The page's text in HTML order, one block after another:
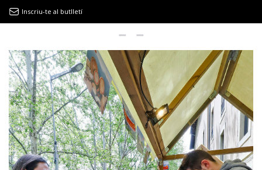
9MAGAZÍN
EL CLÀSSIC | ALBERT PLA
“LA VIDA ÉS COM LA MAR: SEMPRE BUSCA L’EQUILIBRI”
NOVETATS DISCOGRÀFIQUES
Inscriu-te al butlletí